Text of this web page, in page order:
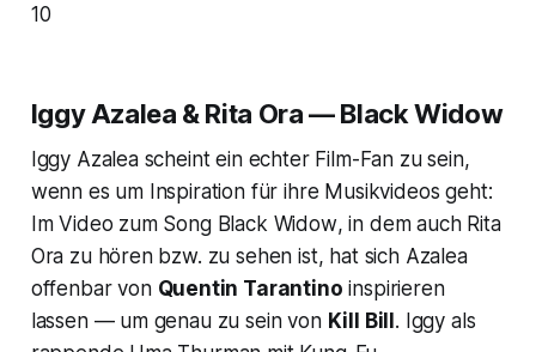
10
Iggy Azalea & Rita Ora — Black Widow
Iggy Azalea scheint ein echter Film-Fan zu sein,
wenn es um Inspiration für ihre Musikvideos geht:
Im Video zum Song Black Widow, in dem auch Rita
Ora zu hören bzw. zu sehen ist, hat sich Azalea
offenbar von Quentin Tarantino inspirieren
lassen — um genau zu sein von Kill Bill. Iggy als